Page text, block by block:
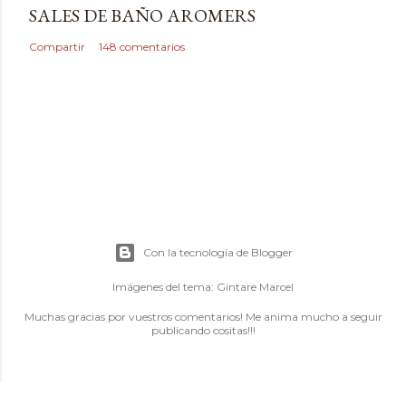
SALES DE BAÑO AROMERS
Compartir 148 comentarios
Con la tecnología de Blogger
Imágenes del tema: Gintare Marcel
Muchas gracias por vuestros comentarios! Me anima mucho a seguir
publicando cositas!!!